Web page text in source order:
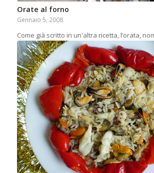
Orate al forno
Gennaio 5, 2008
Come già scritto in un'altra ricetta, l’orata,